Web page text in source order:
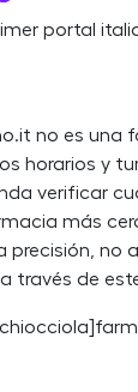
portal
no es una
horarios y
verificar
más
precisión, no
través de